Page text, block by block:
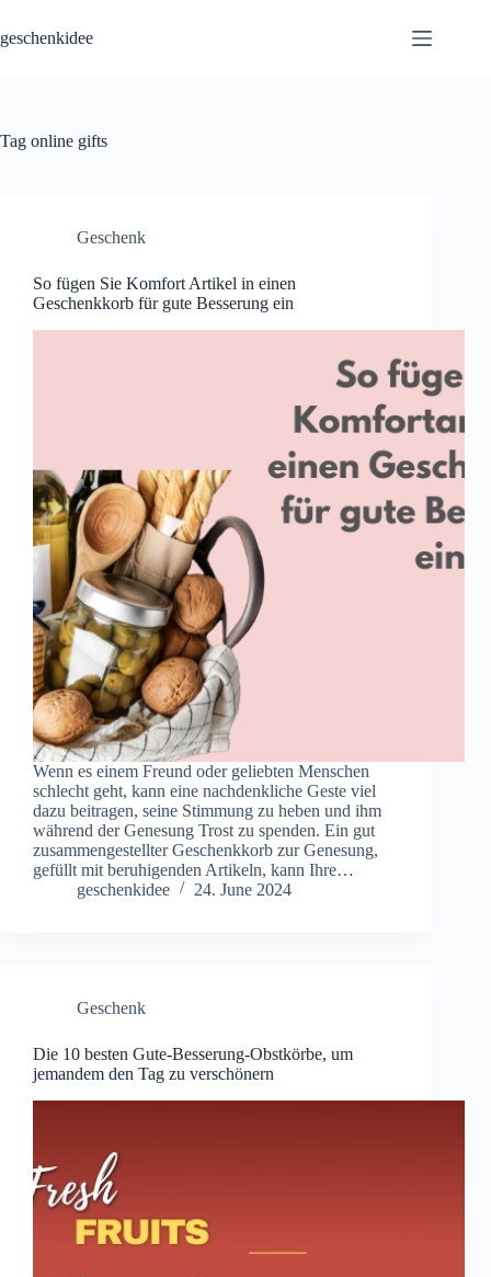
content
geschenkidee
Tag online gifts
Geschenk
So fügen Sie Komfort Artikel in einen
Geschenkkorb für gute Besserung ein
Wenn es einem Freund oder geliebten Menschen
schlecht geht, kann eine nachdenkliche Geste viel
dazu beitragen, seine Stimmung zu heben und ihm
während der Genesung Trost zu spenden. Ein gut
zusammengestellter Geschenkkorb zur Genesung,
gefüllt mit beruhigenden Artikeln, kann Ihre…
geschenkidee
24. June 2024
Geschenk
Die 10 besten Gute-Besserung-Obstkörbe, um
jemandem den Tag zu verschönern